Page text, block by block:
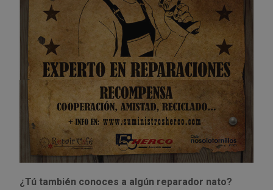
¿Tú también conoces a algún reparador nato?